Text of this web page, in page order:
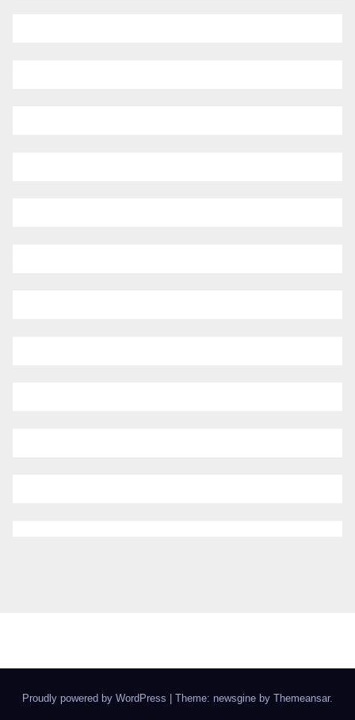
Proudly powered by WordPress Theme: newsgine by Themeansar.